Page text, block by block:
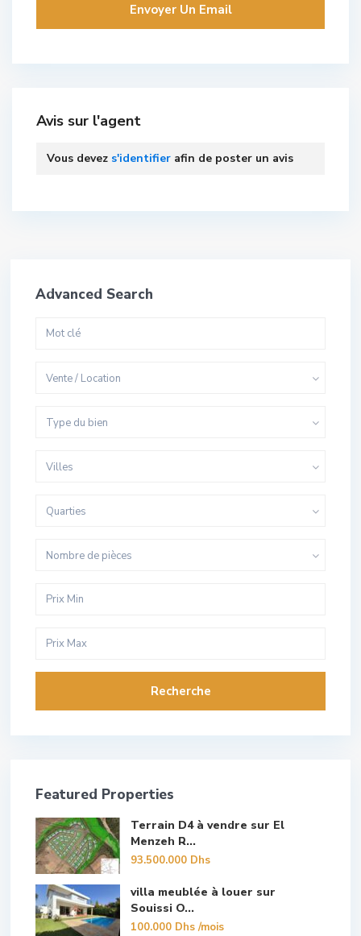
Avis sur l'agent
Vous devez s'identifier afin de poster un avis
Advanced Search
Vente / Location
Type du bien
Villes
Quarties
Nombre de pièces
Recherche
Featured Properties
Terrain D4 à vendre sur El
Menzeh R...
93.500.000 Dhs
villa meublée à louer sur
Souissi O...
100.000 Dhs/mois